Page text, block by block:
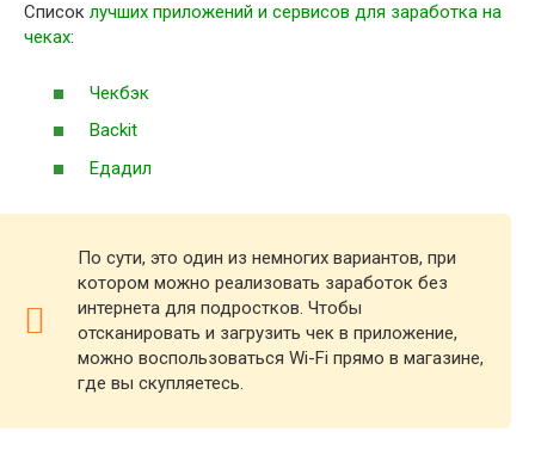
Список лучших приложений и сервисов для заработка на
чеках:
Чекбэк
Backit
Едадил
По сути, это один из немногих вариантов, при
котором можно реализовать заработок без
интернета для подростков. Чтобы
отсканировать и загрузить чек в приложение,
можно воспользоваться Wi-Fi прямо в магазине,
где вы скупляетесь.